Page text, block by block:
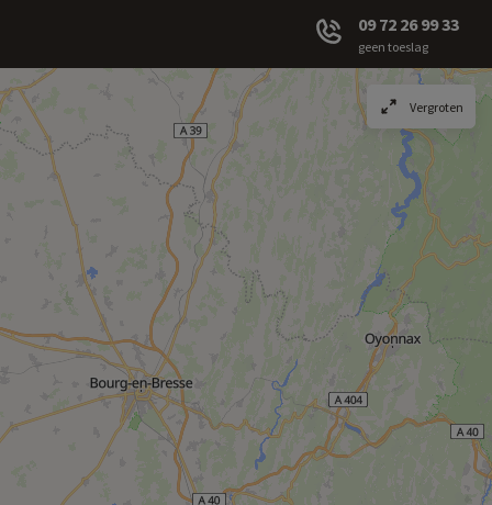
09 72 26 99 33
geen toeslag
Vergroten